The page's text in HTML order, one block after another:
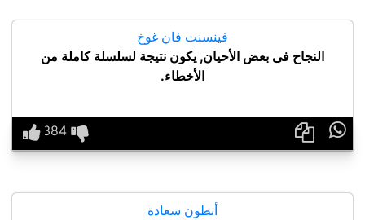
فينسنت فان غوخ
النجاح فى بعض الأحيان, يكون نتيجة لسلسلة كاملة من
الأخطاء.

أنطون سعادة